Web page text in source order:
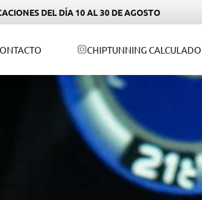
DEL DÍA 10 AL 30 DE AGOSTO
CHIPTUNNING